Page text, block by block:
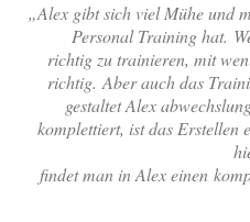
„Alex gibt sich viel Mühe und
Personal Training hat.
richtig zu trainieren, mit
richtig. Aber auch das
gestaltet Alex
komplettiert, ist das
findet man in Alex einen